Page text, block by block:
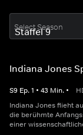
Select Season
Indiana Jones
S9 Ep.1 • 43 Min. •
Indiana Jones flieht
die berühmte
einer